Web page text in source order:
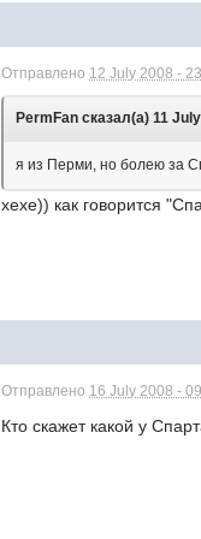
Отправлено 12 July 2008 -
PermFan сказал(а) 11
я из Перми, но болею за
хехе)) как говорится
Отправлено 16 July 2008 -
Кто скажет какой у